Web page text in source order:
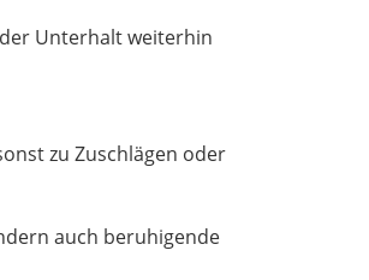
Unterhalt weiterhin
zu Zuschlägen oder
auch beruhigende